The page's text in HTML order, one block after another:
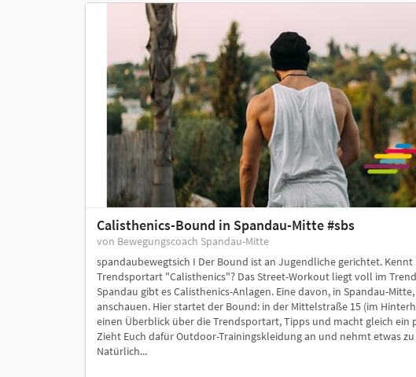
Calisthenics-Bound in Spandau-Mitte #sbs
von Bewegungscoach Spandau-Mitte
spandaubewegtsich I Der Bound ist an Jugendliche gerichtet. Kennt
Trendsportart "Calisthenics"? Das Street-Workout liegt voll im
Spandau gibt es Calisthenics-Anlagen. Eine davon, in Spandau-
anschauen. Hier startet der Bound: in der Mittelstraße 15 (im
einen Überblick über die Trendsportart, Tipps und macht gleich ein
Zieht Euch dafür Outdoor-Trainingskleidung an und nehmt etwas
Natürlich...